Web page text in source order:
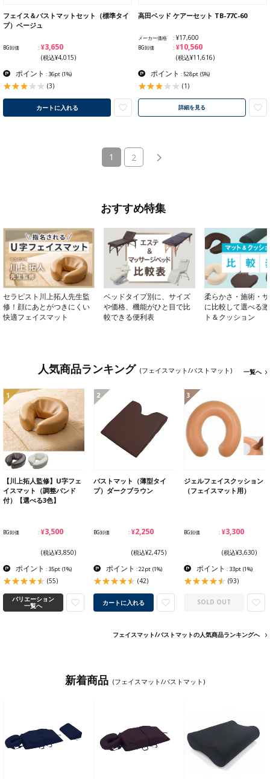
フェイス＆バストマットセット（標準タイ
プ）ベージュ
BG卸価 ¥3,650
(税込¥4,015)
ポイント : 36pt (1%)
(3)
カートに入れる
高田ベッド ケアーセット TB-77C-60
メーカー価格 ¥17,600
BG卸価 ¥10,560
(税込¥11,616)
ポイント : 528pt (5%)
(1)
詳細を見る
1 (current)
2
おすすめ特集
セラピスト川上拓人先生監
修！顔にあとがつきにくい
快適フェイスマット
ベッドタイプ別に、サイズ
や価格、機能がひと目で比
較できる便利表
柔らかさ・施術・
に比較して選べる
ト＆クッション
人気商品ランキング (フェイスマット/バストマット) 一覧へ
1
【川上拓人監修】U字フェ
イスマット（調整バンド
付）【選べる3色】
BG卸価 ¥3,500
(税込¥3,850)
ポイント : 35pt (1%)
(55)
バリエーション
一覧へ
2
バストマット（薄型タイ
プ）ダークブラウン
BG卸価 ¥2,250
(税込¥2,475)
ポイント : 22pt (1%)
(42)
カートに入れる
3
ジェルフェイスクッション
（フェイスマット用）
BG卸価 ¥3,300
(税込¥3,630)
ポイント : 33pt (1%)
(93)
SOLD OUT
フェイスマット/バストマットの人気商品ランキングへ
新着商品 (フェイスマット/バストマット)